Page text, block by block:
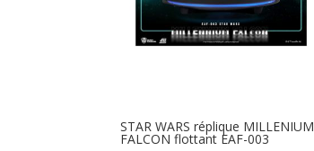
STAR WARS réplique MILLENIUM
FALCON flottant EAF-003